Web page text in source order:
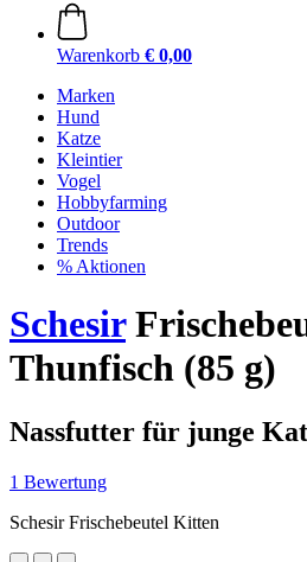
Warenkorb € 0,00
Marken
Hund
Katze
Kleintier
Vogel
Hobbyfarming
Outdoor
Trends
% Aktionen
Schesir
Thunfisch (85 g)
Nassfutter für junge
1 Bewertung
Schesir Frischebeutel Kitten